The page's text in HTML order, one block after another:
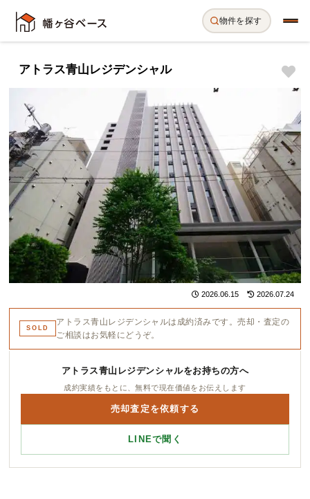
物件を探す
アトラス青山レジデンシャル
2026.06.15 2026.07.24
SOLD
アトラス青山レジデンシャルは成約済みです。売却・査定の
ご相談はお気軽にどうぞ。
アトラス青山レジデンシャルをお持ちの方へ
成約実績をもとに、無料で現在価値をお伝えします
売却査定を依頼する
LINEで聞く